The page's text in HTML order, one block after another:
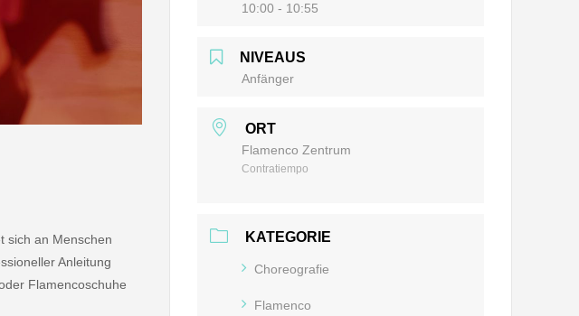
sich an Menschen
Anleitung
Flamencoschuhe
10:00 - 10:55
NIVEAUS
Anfänger
ORT
Flamenco Zentrum
Contratiempo
KATEGORIE
Choreografie
Flamenco